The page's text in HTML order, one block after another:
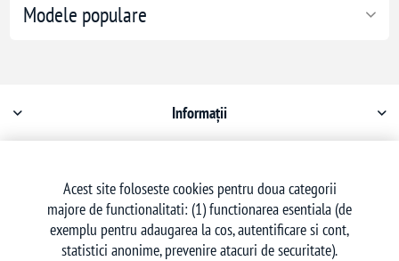
Modele populare
Informații
Serviciu clienți
Acest site foloseste cookies pentru doua categorii
majore de functionalitati: (1) functionarea esentiala (de
exemplu pentru adaugarea la cos, autentificare si cont,
statistici anonime, prevenire atacuri de securitate).